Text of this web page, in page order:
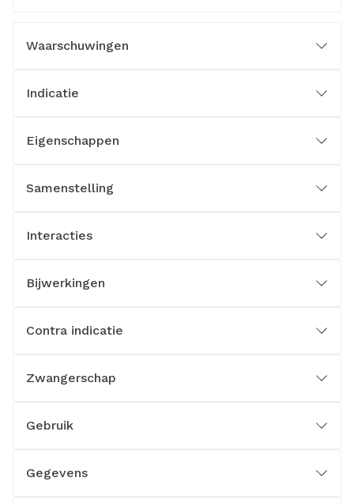
Waarschuwingen
Indicatie
Eigenschappen
Samenstelling
Interacties
Bijwerkingen
Contra indicatie
Zwangerschap
Gebruik
Gegevens